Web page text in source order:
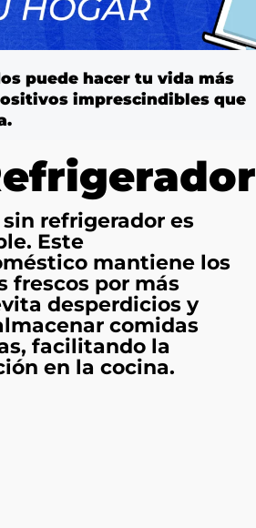
puede hacer tu vida más
imprescindibles que
refrigerador es
Este
mantiene los
frescos por más
desperdicios y
comidas
facilitando la
en la cocina.